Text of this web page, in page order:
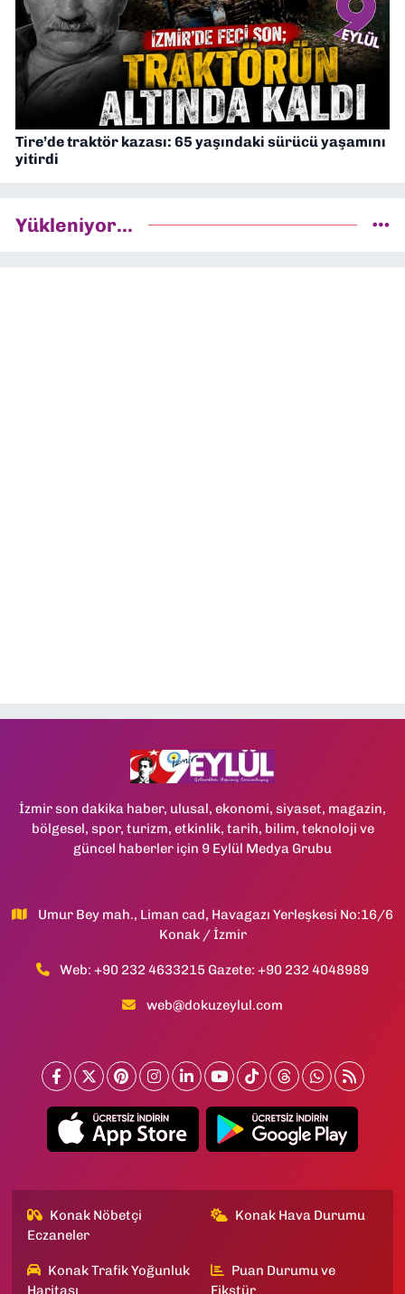
Tire’de traktör kazası: 65 yaşındaki sürücü yaşamını
yitirdi
Yükleniyor...
İzmir son dakika haber, ulusal, ekonomi, siyaset, magazin,
bölgesel, spor, turizm, etkinlik, tarih, bilim, teknoloji ve
güncel haberler için 9 Eylül Medya Grubu
Umur Bey mah., Liman cad, Havagazı Yerleşkesi No:16/6
Konak / İzmir
Web: +90 232 4633215 Gazete: +90 232 4048989
web@dokuzeylul.com
Konak Nöbetçi
Eczaneler
Konak Hava Durumu
Konak Trafik Yoğunluk
Puan Durumu ve